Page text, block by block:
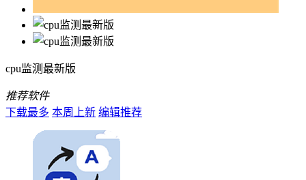
cpu监测最新版
推荐软件
下载最多 本周上新 编辑推荐